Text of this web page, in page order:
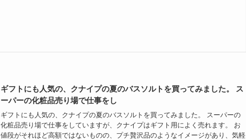
ギフトにも人気の、クナイプの夏のバスソルトを買ってみました。 ス
ーパーの化粧品売り場で仕事をし
ギフトにも人気の、クナイプの夏のバスソルトを買ってみました。 スーパーの
化粧品売り場で仕事をしていますが、クナイプはギフト用によく売れます。 お
値段がそれほど高額ではないものの、プチ贅沢品のようなイメージがあり、気軽